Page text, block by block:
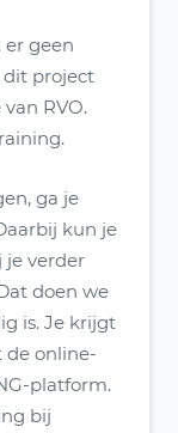
er geen
project
RVO.
ga je
kun je
je verder
doen we
is. Je krijgt
de online-
platform.
bij